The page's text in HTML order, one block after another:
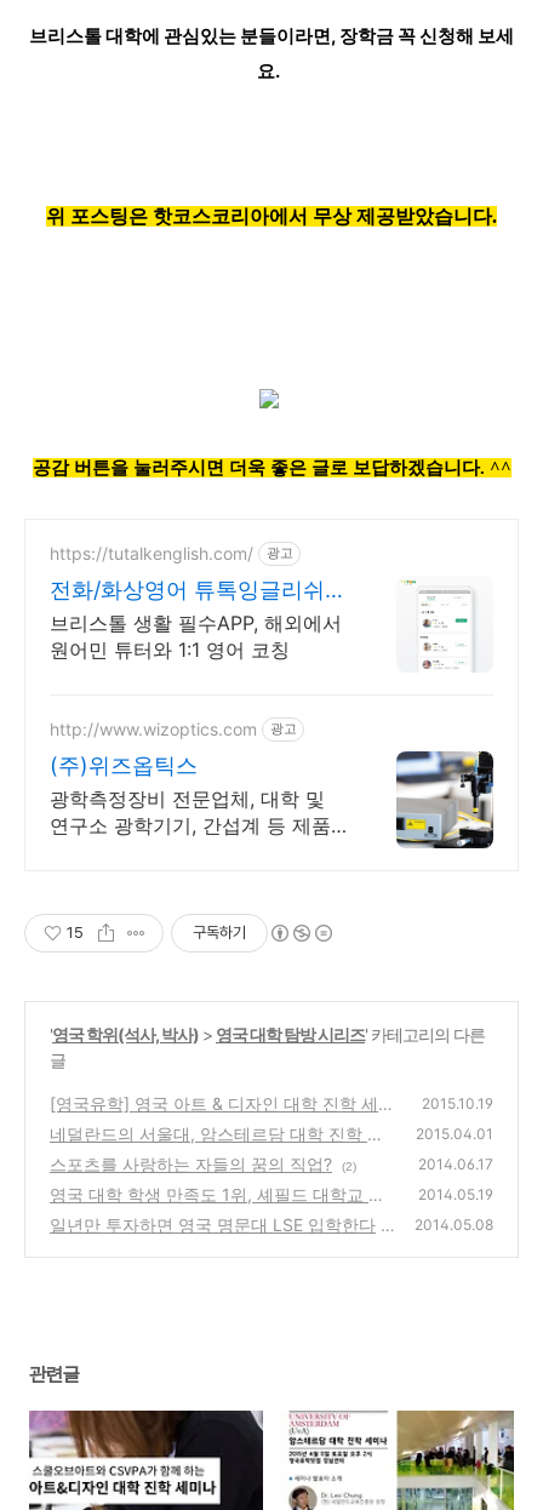
브리스톨 대학에 관심있는 분들이라면, 장학금 꼭 신청해 보세
요.
위 포스팅은 핫코스코리아에서 무상 제공받았습니다.
공감 버튼을 눌러주시면 더욱 좋은 글로 보답하겠습니다. ^^
https://tutalkenglish.com/ 광고
전화/화상영어 튜톡잉글리쉬
음성/화상 20분 무료 체험
브리스톨 생활 필수APP, 해외에서
원어민 튜터와 1:1 영어 코칭
http://www.wizoptics.com 광고
(주)위즈옵틱스
광학측정장비 전문업체, 대학 및
연구소 광학기기, 간섭계 등 제품
15 구독하기
'영국 학위(석사, 박사) > 영국 대학 탐방 시리즈' 카테고리의 다른
글
[영국유학] 영국 아트 & 디자인 대학 진학 세미
나
(0)
2015.10.19
네덜란드의 서울대, 암스테르담 대학 진학 세
미나
(0)
2015.04.01
스포츠를 사랑하는 자들의 꿈의 직업? (2) 2014.06.17
영국 대학 학생 만족도 1위, 셰필드 대학교 뽑
혀
(3)
2014.05.19
일년만 투자하면 영국 명문대 LSE 입학한다 2014.05.08
관련글